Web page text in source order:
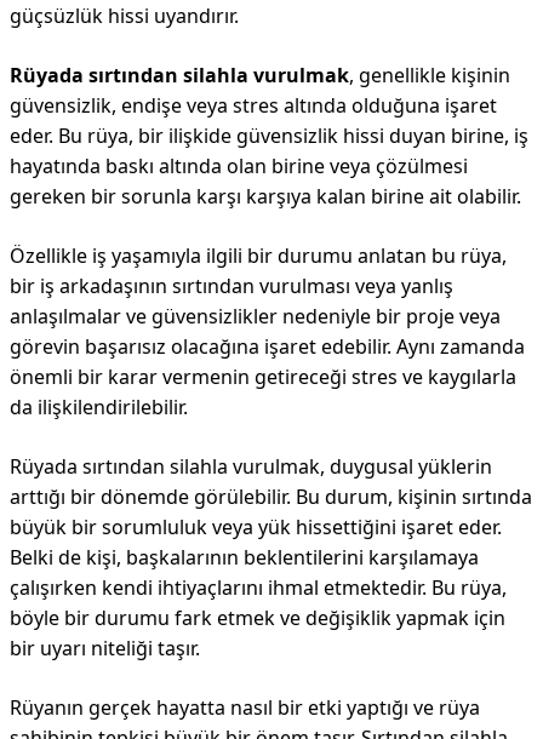
güçsüzlük hissi uyandırır.
Rüyada sırtından silahla vurulmak, genellikle kişinin
güvensizlik, endişe veya stres altında olduğuna işaret
eder. Bu rüya, bir ilişkide güvensizlik hissi duyan birine, iş
hayatında baskı altında olan birine veya çözülmesi
gereken bir sorunla karşı karşıya kalan birine ait olabilir.
Özellikle iş yaşamıyla ilgili bir durumu anlatan bu rüya,
bir iş arkadaşının sırtından vurulması veya yanlış
anlaşılmalar ve güvensizlikler nedeniyle bir proje veya
görevin başarısız olacağına işaret edebilir. Aynı zamanda
önemli bir karar vermenin getireceği stres ve kaygılarla
da ilişkilendirilebilir.
Rüyada sırtından silahla vurulmak, duygusal yüklerin
arttığı bir dönemde görülebilir. Bu durum, kişinin sırtında
büyük bir sorumluluk veya yük hissettiğini işaret eder.
Belki de kişi, başkalarının beklentilerini karşılamaya
çalışırken kendi ihtiyaçlarını ihmal etmektedir. Bu rüya,
böyle bir durumu fark etmek ve değişiklik yapmak için
bir uyarı niteliği taşır.
Rüyanın gerçek hayatta nasıl bir etki yaptığı ve rüya